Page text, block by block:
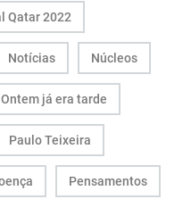
Qatar 2022
Notícias Núcleos
Ontem já era tarde
Paulo Teixeira
Pensamentos